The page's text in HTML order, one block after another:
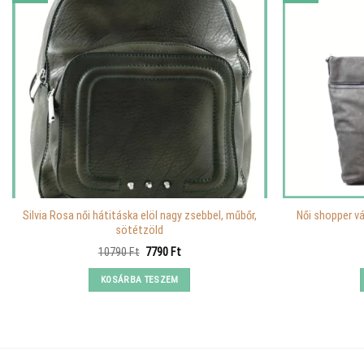
Silvia Rosa női hátitáska elöl nagy zsebbel, műbőr,
sötétzöld
10790Ft Original
was:
10790 Ft.
7790 FtCurrent
KOSÁRBA TESZEM
Női shopper